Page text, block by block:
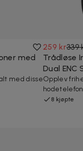
med
med disse
259 kr339
Trådløse
Dual ENC
Opplev
8 kjøpte